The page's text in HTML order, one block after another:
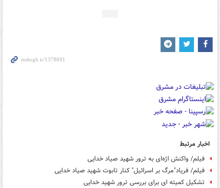
اخبار مرتبط
فیلم/ واکنش اژه‌ای به ترور شهید صیاد خدایی
فیلم/ فریاد"مرگ بر اسرائیل" کنار تابوت شهید صیاد خدایی
تشکیل کمیته ای برای بررسی ترور شهید خدایی